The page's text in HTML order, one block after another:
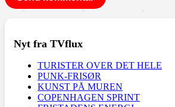
Nyt fra TVflux
TURISTER OVER DET HELE
PUNK-FRISØR
KUNST PÅ MUREN
COPENHAGEN SPRINT